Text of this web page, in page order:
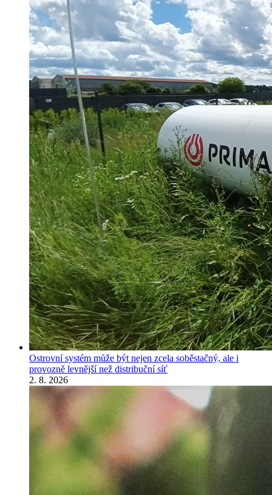
Ostrovní systém může být nejen zcela soběstačný, ale i
provozně levnější než distribuční síť
2. 8. 2026